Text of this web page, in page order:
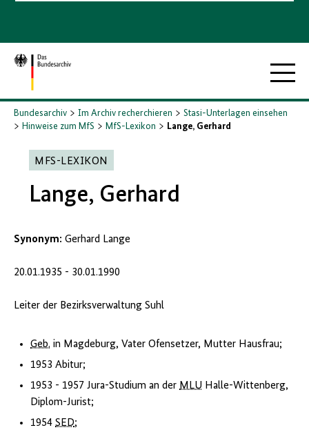
Zur
Startseite
Bundesarchiv Im Archiv recherchieren
Stasi-Unterlagen einsehen
Hinweise zum MfS
MfS-Lexikon Lange, Gerhard
MFS-LEXIKON
Lange, Gerhard
Synonym: Gerhard Lange
20.01.1935 - 30.01.1990
Leiter der Bezirksverwaltung Suhl
Geb. in Magdeburg, Vater Ofensetzer, Mutter Hausfrau;
1953 Abitur;
1953 - 1957 Jura-Studium an der MLU Halle-Wittenberg,
Diplom-Jurist;
1954 SED;